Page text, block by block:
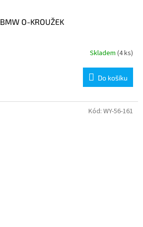
BMW O-KROUŽEK
Skladem (4 ks)
Do košíku
Kód: WY-56-161